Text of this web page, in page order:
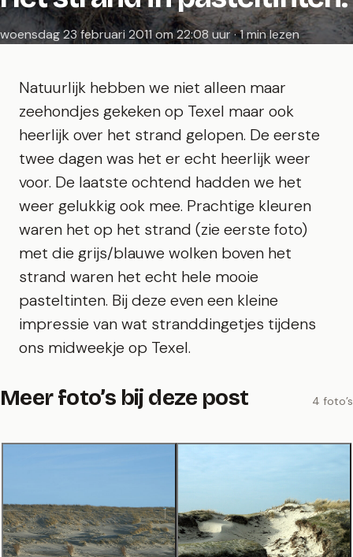
woensdag 23 februari 2011 om 22:08 uur · 1 min lezen
Natuurlijk hebben we niet alleen maar
zeehondjes gekeken op Texel maar ook
heerlijk over het strand gelopen. De eerste
twee dagen was het er echt heerlijk weer
voor. De laatste ochtend hadden we het
weer gelukkig ook mee. Prachtige kleuren
waren het op het strand (zie eerste foto)
met die grijs/blauwe wolken boven het
strand waren het echt hele mooie
pasteltinten. Bij deze even een kleine
impressie van wat stranddingetjes tijdens
ons midweekje op Texel.
Meer foto’s bij deze post 4 foto’s